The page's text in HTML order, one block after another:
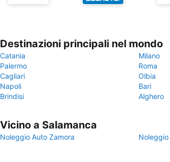
Destinazioni principali nel mondo
Catania
Milano
Palermo
Roma
Cagliari
Olbia
Napoli
Bari
Brindisi
Alghero
Vicino a Salamanca
Noleggio Auto Zamora Noleggio